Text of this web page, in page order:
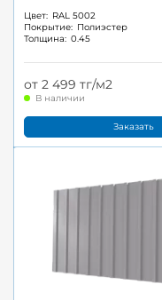
Цвет: RAL 5002
Покрытие: Полиэстер
Толщина: 0.45
от 2 499 тг/м2
В наличии
Заказать